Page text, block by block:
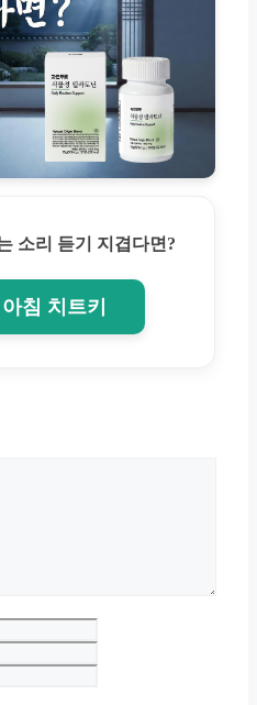
소리 듣기 지겹다면?
침 치트키